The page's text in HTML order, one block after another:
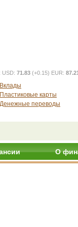
USD: 71.83 (+0.15) EUR: 87.21
Вклады
Пластиковые карты
Денежные переводы
О